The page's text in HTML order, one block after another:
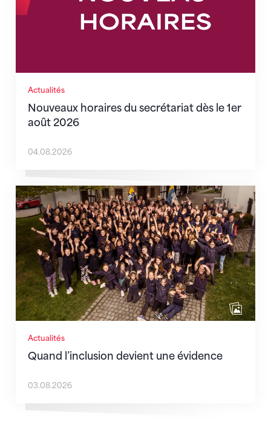
Actualités
Nouveaux horaires du secrétariat dès le 1er
août 2026
04.08.2026
Actualités
Quand l’inclusion devient une évidence
Quand l’inclusion devient une évidence
03.08.2026